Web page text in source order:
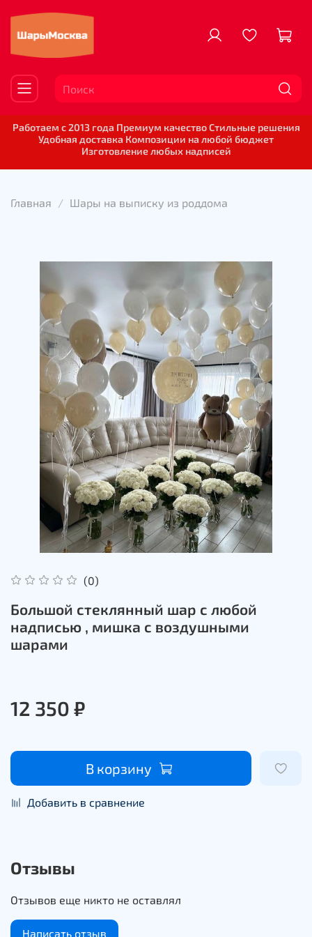
Работаем с 2013 года Премиум качество Стильные решения
Удобная доставка Композиции на любой бюджет
Изготовление любых надписей
Главная Шары на выписку из роддома
(0)
Большой стеклянный шар с любой
надписью , мишка с воздушными
шарами
12 350 ₽
В корзину
Добавить в сравнение
Отзывы
Отзывов еще никто не оставлял
Написать отзыв